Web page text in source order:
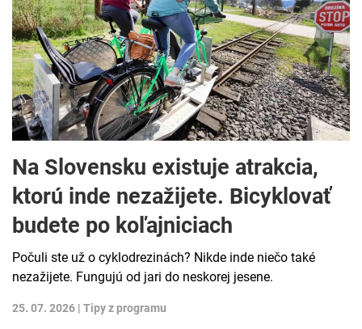
Na Slovensku existuje atrakcia,
ktorú inde nezažijete. Bicyklovať
budete po koľajniciach
Počuli ste už o cyklodrezinách? Nikde inde niečo také
nezažijete. Fungujú od jari do neskorej jesene.
25. 07. 2026 | Tipy z programu